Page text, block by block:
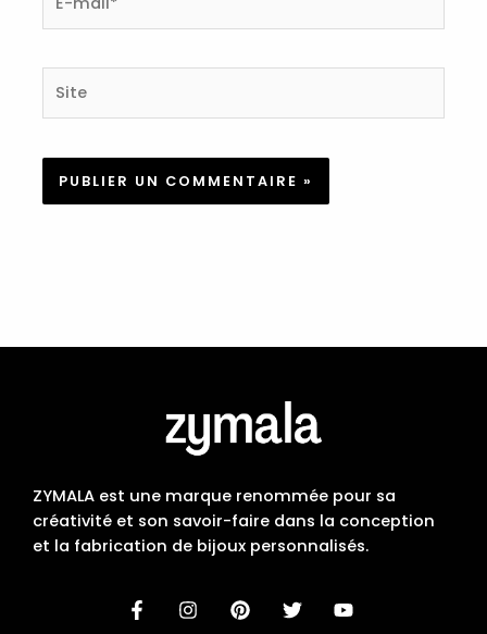
mail*
ZYMALA est une marque renommée pour sa
créativité et son savoir-faire dans la conception
et la fabrication de bijoux personnalisés.